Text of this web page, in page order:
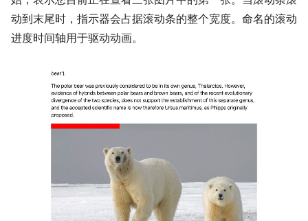
动到末尾时，指示器会占据滚动条的整个宽度。命名的滚动
进度时间轴用于驱动动画。